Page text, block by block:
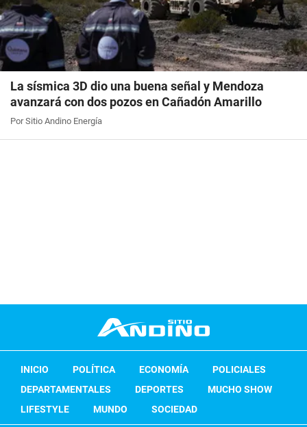
La sísmica 3D dio una buena señal y Mendoza
avanzará con dos pozos en Cañadón Amarillo
Por Sitio Andino Energía
INICIO POLÍTICA ECONOMÍA
POLICIALES
DEPARTAMENTALES
DEPORTES
MUCHO SHOW
LIFESTYLE
MUNDO SOCIEDAD